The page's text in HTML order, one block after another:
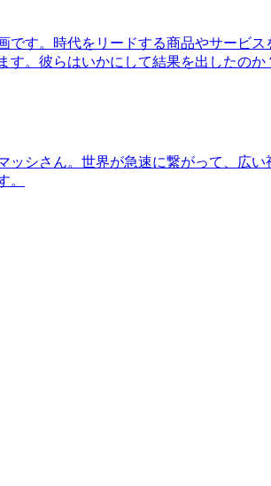
です。時代をリードする商品やサービ
。彼らはいかにして結果を出したの
シさん。世界が急速に繋がって、広
。